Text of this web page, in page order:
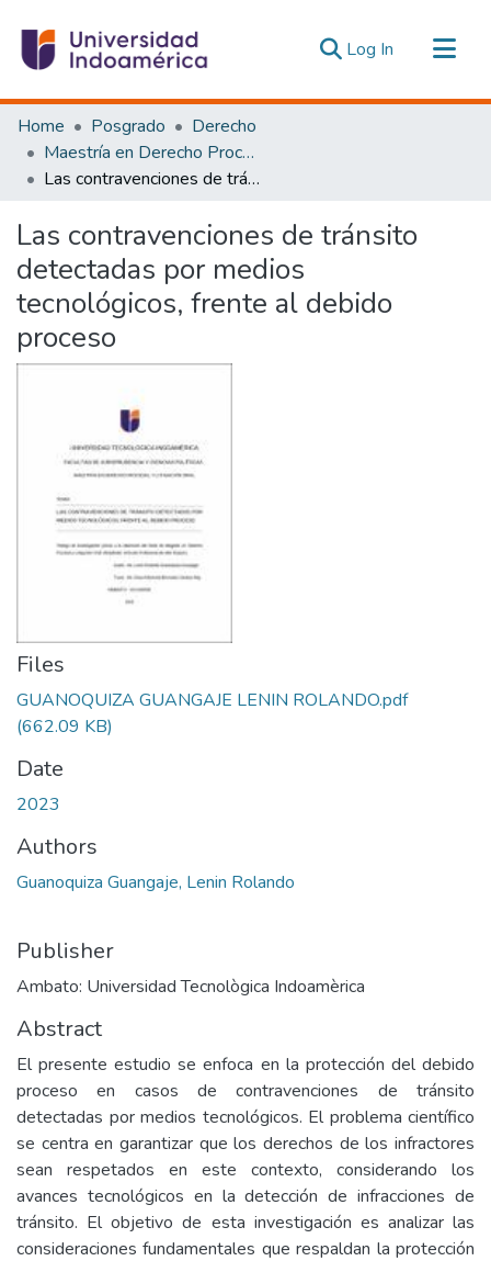
Log In (current)
Communities & Collections
All of DSpace
Statistics
Home Posgrado
Derecho
Maestría en Derecho Procesal y Litigación Oral
Las contravenciones de tránsito detectadas por medios tecnológicos, frente al debido proceso
Las contravenciones de tránsito
detectadas por medios
tecnológicos, frente al debido
proceso
Files
GUANOQUIZA GUANGAJE LENIN ROLANDO.pdf
(662.09 KB)
Date
2023
Authors
Guanoquiza Guangaje, Lenin Rolando
Publisher
Ambato: Universidad Tecnològica Indoamèrica
Abstract
El presente estudio se enfoca en la protección del debido
proceso en casos de contravenciones de tránsito
detectadas por medios tecnológicos. El problema científico
se centra en garantizar que los derechos de los infractores
sean respetados en este contexto, considerando los
avances tecnológicos en la detección de infracciones de
tránsito. El objetivo de esta investigación es analizar las
consideraciones fundamentales que respaldan la protección